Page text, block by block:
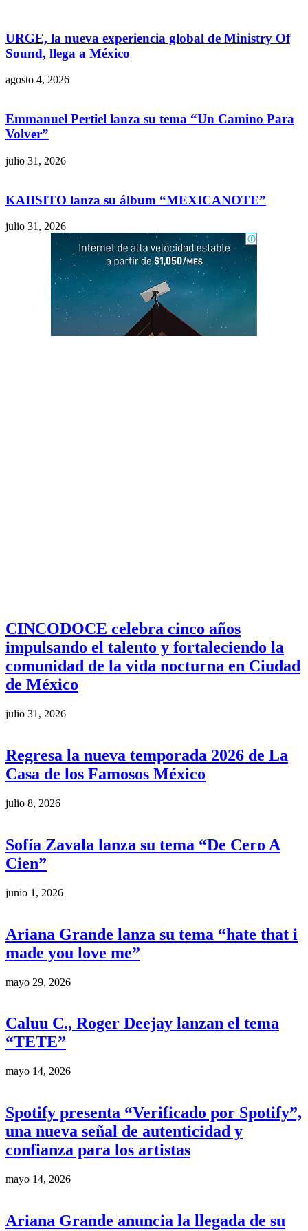
URGE, la nueva experiencia global de Ministry Of
Sound, llega a México
agosto 4, 2026
Emmanuel Pertiel lanza su tema “Un Camino Para
Volver”
julio 31, 2026
KAIISITO lanza su álbum “MEXICANOTE”
julio 31, 2026
CINCODOCE celebra cinco años
impulsando el talento y fortaleciendo la
comunidad de la vida nocturna en Ciudad
de México
julio 31, 2026
Regresa la nueva temporada 2026 de La
Casa de los Famosos México
julio 8, 2026
Sofía Zavala lanza su tema “De Cero A
Cien”
junio 1, 2026
Ariana Grande lanza su tema “hate that i
made you love me”
mayo 29, 2026
Caluu C., Roger Deejay lanzan el tema
“TETE”
mayo 14, 2026
Spotify presenta “Verificado por Spotify”,
una nueva señal de autenticidad y
confianza para los artistas
mayo 14, 2026
Ariana Grande anuncia la llegada de su